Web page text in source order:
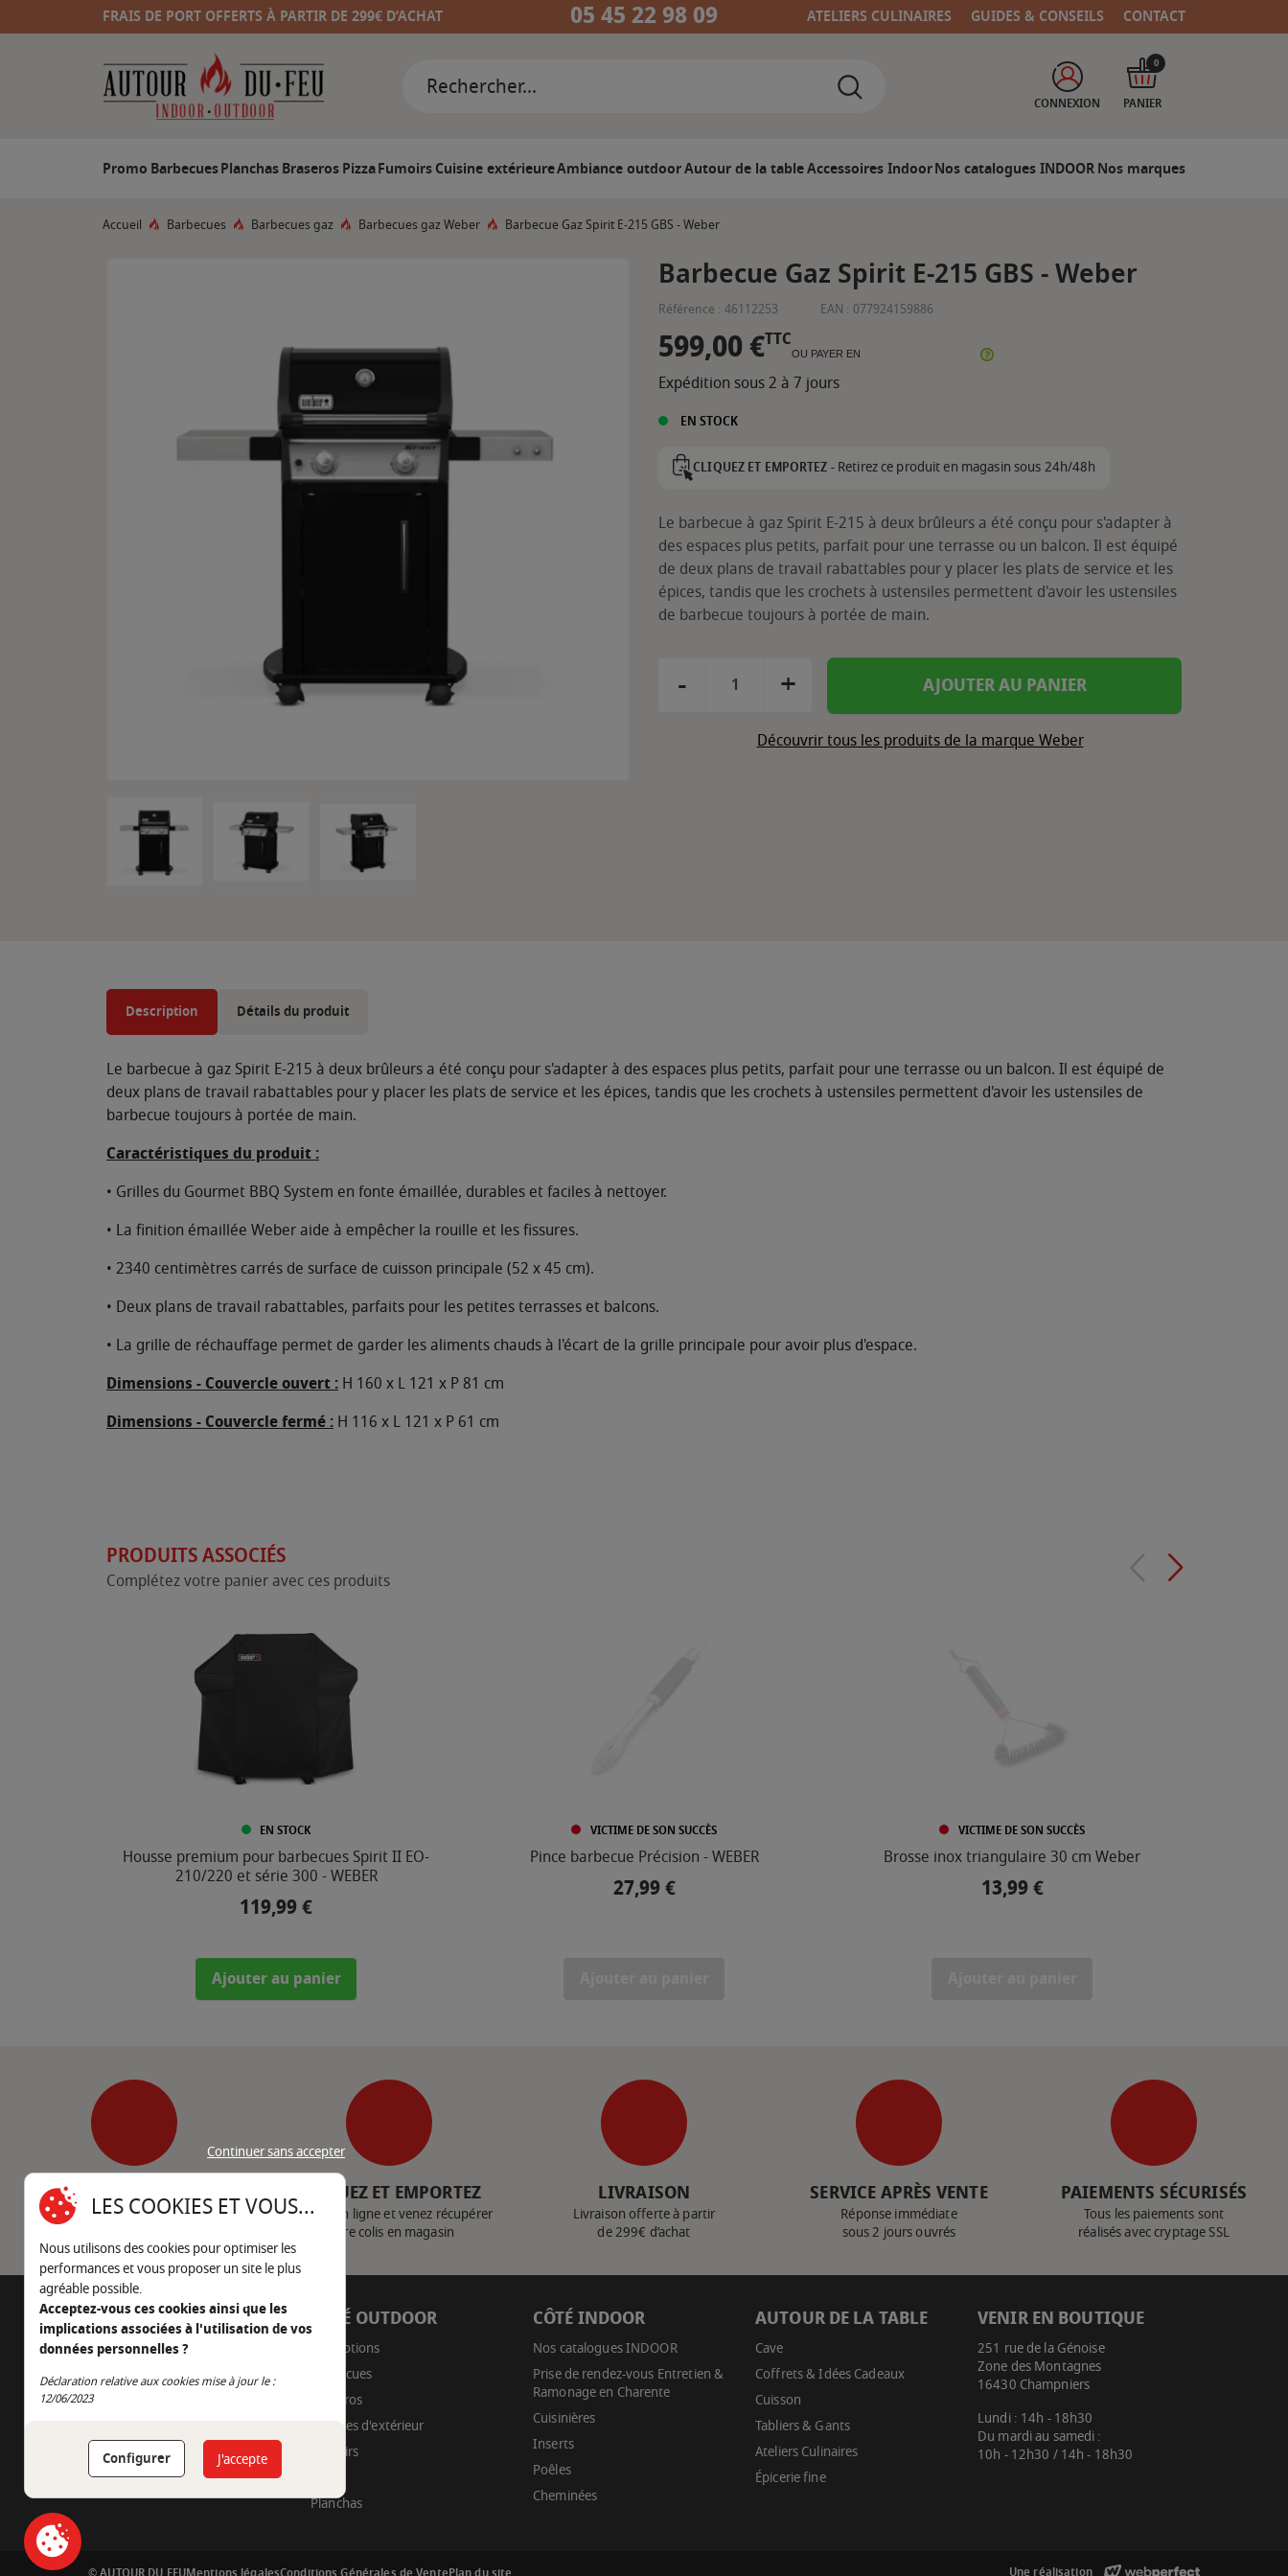
FRAIS DE PORT OFFERTS À PARTIR DE 299€ D’ACHAT 05 45 22 98 09 ATELIERS CULINAIRES GUIDES & CONSEILS CONTACT
CONNEXION PANIER
0
Promo BarbecuesPlanchasBraserosPizzaFumoirsCuisine extérieureAmbiance outdoorAutour de la tableAccessoires IndoorNos catalogues INDOORNos marques
Accueil Barbecues Barbecues gaz Barbecues gaz Weber Barbecue Gaz Spirit E-215 GBS - Weber
Barbecue Gaz Spirit E-215 GBS - Weber
Référence : 46112253 EAN : 077924159886
599,00 €TTC
OU PAYER EN
Expédition sous 2 à 7 jours
EN STOCK
CLIQUEZ ET EMPORTEZ -Retirez ce produit en magasin sous 24h/48h
Le barbecue à gaz Spirit E-215 à deux brûleurs a été conçu pour s'adapter à
des espaces plus petits, parfait pour une terrasse ou un balcon. Il est équipé
de deux plans de travail rabattables pour y placer les plats de service et les
épices, tandis que les crochets à ustensiles permettent d'avoir les ustensiles
de barbecue toujours à portée de main.
- + AJOUTER AU PANIER
Découvrir tous les produits de la marque Weber
Description Détails du produit
Le barbecue à gaz Spirit E-215 à deux brûleurs a été conçu pour s'adapter à des espaces plus petits, parfait pour une terrasse ou un balcon. Il est équipé de
deux plans de travail rabattables pour y placer les plats de service et les épices, tandis que les crochets à ustensiles permettent d'avoir les ustensiles de
barbecue toujours à portée de main.
Caractéristiques du produit :
• Grilles du Gourmet BBQ System en fonte émaillée, durables et faciles à nettoyer.
• La finition émaillée Weber aide à empêcher la rouille et les fissures.
• 2340 centimètres carrés de surface de cuisson principale (52 x 45 cm).
• Deux plans de travail rabattables, parfaits pour les petites terrasses et balcons.
• La grille de réchauffage permet de garder les aliments chauds à l'écart de la grille principale pour avoir plus d'espace.
Dimensions - Couvercle ouvert : H 160 x L 121 x P 81 cm
Dimensions - Couvercle fermé : H 116 x L 121 x P 61 cm
PRODUITS ASSOCIÉS
Complétez votre panier avec ces produits
EN STOCK
Housse premium pour barbecues Spirit II EO-
210/220 et série 300 - WEBER
Prix
119,99 €
Ajouter au panier
VICTIME DE SON SUCCÈS
Pince barbecue Précision - WEBER
Prix
27,99 €
VICTIME DE SON SUCCÈS
Brosse inox triangulaire 30 cm Weber
Prix
13,99 €
SERVICE CLIENT
Nous contacter
CLIQUEZ ET EMPORTEZ
Achetez en ligne et venez récupérer
votre colis en magasin
LIVRAISON
Livraison offerte à partir
de 299€ d’achat
SERVICE APRÈS VENTE
Réponse immédiate
sous 2 jours ouvrés
PAIEMENTS SÉCURISÉS
Tous les paiements sont
réalisés avec cryptage SSL
AUTOUR DU FEU
05 45 22 98 09
Nous envoyer un e-mail
CÔTÉ OUTDOOR
Promotions
Barbecues
Braseros
Cuisines d'extérieur
Fumoirs
Planchas
CÔTÉ INDOOR
Nos catalogues INDOOR
Prise de rendez-vous Entretien &
Ramonage en Charente
Cuisinières
Inserts
Poêles
Cheminées
AUTOUR DE LA TABLE
Cave
Coffrets & Idées Cadeaux
Cuisson
Tabliers & Gants
Ateliers Culinaires
Épicerie fine
VENIR EN BOUTIQUE
251 rue de la Génoise
Zone des Montagnes
16430 Champniers
Lundi : 14h - 18h30
Du mardi au samedi :
10h - 12h30 / 14h - 18h30
Une réalisation
Continuer sans accepter
LES COOKIES ET VOUS...
Nous utilisons des cookies pour optimiser les
performances et vous proposer un site le plus
agréable possible.
Acceptez-vous ces cookies ainsi que les
implications associées à l'utilisation de vos
données personnelles ?
Déclaration relative aux cookies mise à jour le :
12/06/2023
Configurer J'accepte